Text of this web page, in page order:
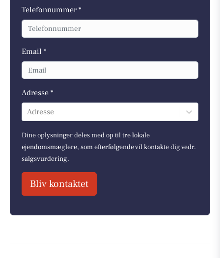
Telefonnummer *
Email *
Adresse *
Adresse
Dine oplysninger deles med op til tre lokale
ejendomsmæglere, som efterfølgende vil kontakte dig vedr.
salgsvurdering.
Bliv kontaktet